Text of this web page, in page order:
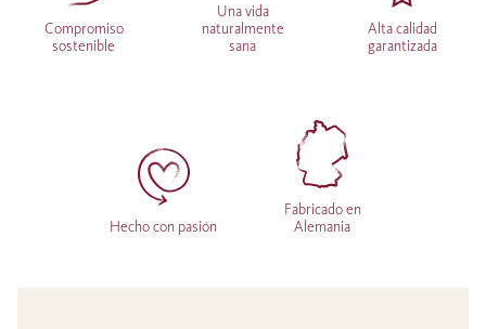
Compromiso
sostenible
Una vida
naturalmente
sana
Alta calidad
garantizada
Hecho con pasión
Fabricado en
Alemania